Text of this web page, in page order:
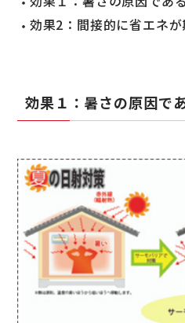
効果2：間接的に省エネ
効果１：暑さの原因で